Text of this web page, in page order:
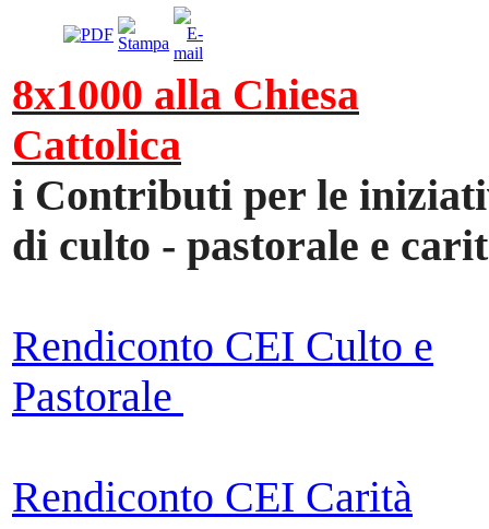
8x1000 alla Chiesa
Cattolica
i Contributi per le
di culto - pastorale e
Rendiconto CEI Culto e
Pastorale
Rendiconto CEI Carità